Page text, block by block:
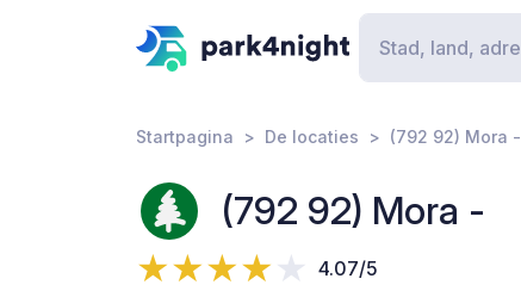
Startpagina De locaties (792 92) Mora -
(792 92) Mora -
4.07/5